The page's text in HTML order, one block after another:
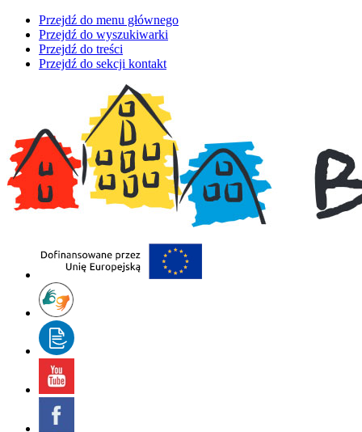
Przejdź do menu głównego
Przejdź do wyszukiwarki
Przejdź do treści
Przejdź do sekcji kontakt